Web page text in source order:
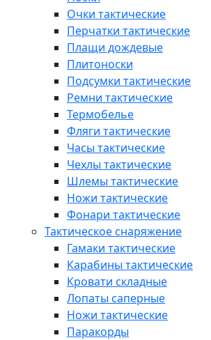
Очки тактические
Перчатки тактические
Плащи дождевые
Плитоноски
Подсумки тактические
Ремни тактические
Термобелье
Фляги тактические
Часы тактические
Чехлы тактические
Шлемы тактические
Ножи тактические
Фонари тактические
Тактическое снаряжение
Гамаки тактические
Карабины тактические
Кровати складные
Лопаты саперные
Ножи тактические
Паракорды